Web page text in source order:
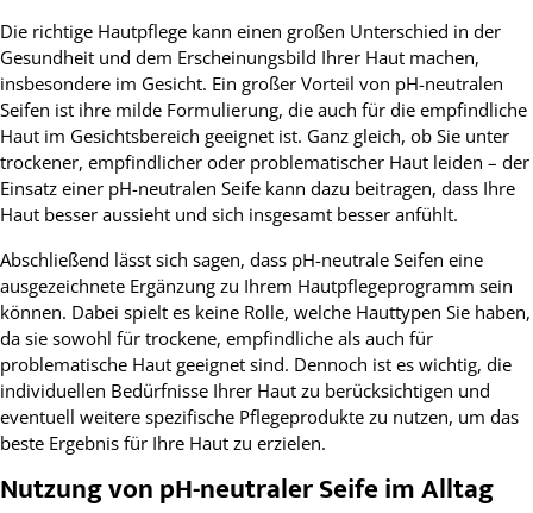
Die richtige Hautpflege kann einen großen Unterschied in der
Gesundheit und dem Erscheinungsbild Ihrer Haut machen,
insbesondere im Gesicht. Ein großer Vorteil von pH-neutralen
Seifen ist ihre milde Formulierung, die auch für die empfindliche
Haut im Gesichtsbereich geeignet ist. Ganz gleich, ob Sie unter
trockener, empfindlicher oder problematischer Haut leiden – der
Einsatz einer pH-neutralen Seife kann dazu beitragen, dass Ihre
Haut besser aussieht und sich insgesamt besser anfühlt.
Abschließend lässt sich sagen, dass pH-neutrale Seifen eine
ausgezeichnete Ergänzung zu Ihrem Hautpflegeprogramm sein
können. Dabei spielt es keine Rolle, welche Hauttypen Sie haben,
da sie sowohl für trockene, empfindliche als auch für
problematische Haut geeignet sind. Dennoch ist es wichtig, die
individuellen Bedürfnisse Ihrer Haut zu berücksichtigen und
eventuell weitere spezifische Pflegeprodukte zu nutzen, um das
beste Ergebnis für Ihre Haut zu erzielen.
Nutzung von pH-neutraler Seife im Alltag